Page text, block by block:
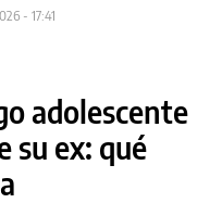
- 17:41
adolescente
su ex: qué